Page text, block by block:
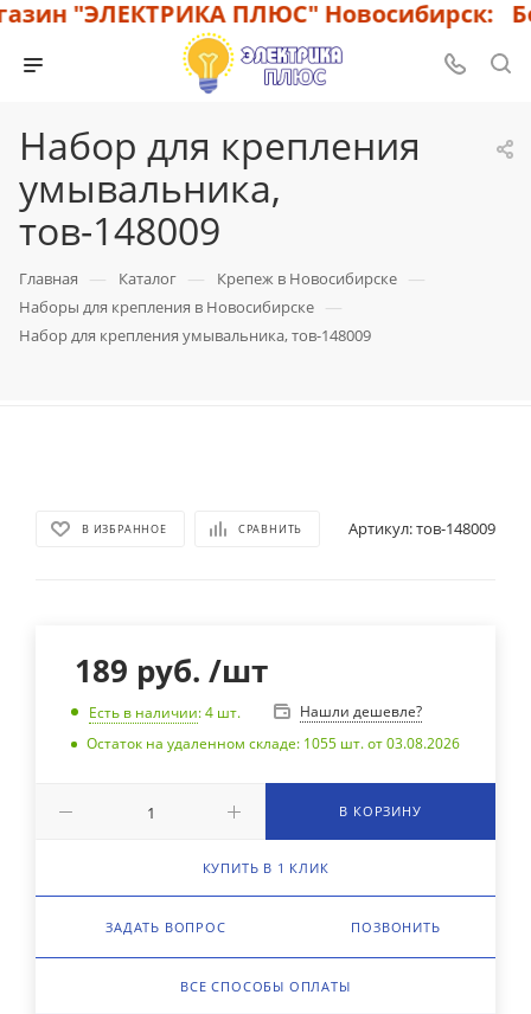
"ЭЛЕКТРИКА ПЛЮС" Новосибирск:
Набор для крепления
умывальника,
тов-148009
Главная — Каталог — Крепеж в Новосибирске —
Наборы для крепления в Новосибирске —
Набор для крепления умывальника, тов-148009
В ИЗБРАННОЕ СРАВНИТЬ Артикул:тов-148009
189 руб. /шт
Есть в наличии: 4 шт.
Нашли дешевле?
Остаток на удаленном складе: 1055 шт. от 03.08.2026
В КОРЗИНУ
КУПИТЬ В 1 КЛИК
ЗАДАТЬ ВОПРОС ПОЗВОНИТЬ
ВСЕ СПОСОБЫ ОПЛАТЫ